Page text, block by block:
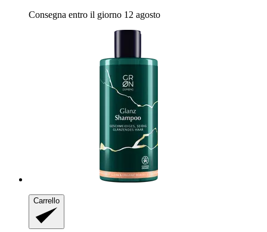
Consegna entro il giorno 12 agosto
Carrello